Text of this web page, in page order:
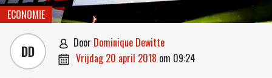
ECONOMIE
DD  door Dominique Dewitte
 vrijdag 20 april 2018 om 09:24